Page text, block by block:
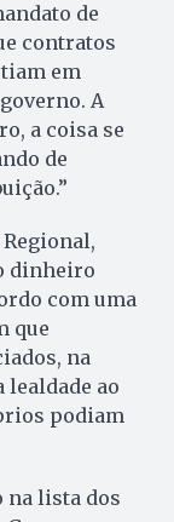
de
contratos
em
A
a coisa se
de
dinheiro
com uma
que
na
lealdade ao
podiam
na lista dos